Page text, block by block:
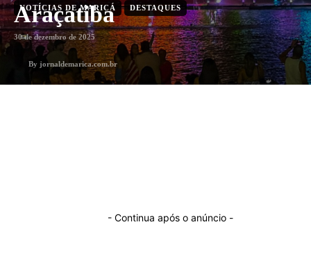
Araçatiba
NOTÍCIAS DE MARICÁ DESTAQUES
30 de dezembro de 2025
By jornaldemarica.com.br
- Continua após o anúncio -